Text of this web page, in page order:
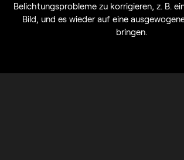
Belichtungsprobleme zu korrigieren, z. B.
Bild, und es wieder auf eine
bringen.